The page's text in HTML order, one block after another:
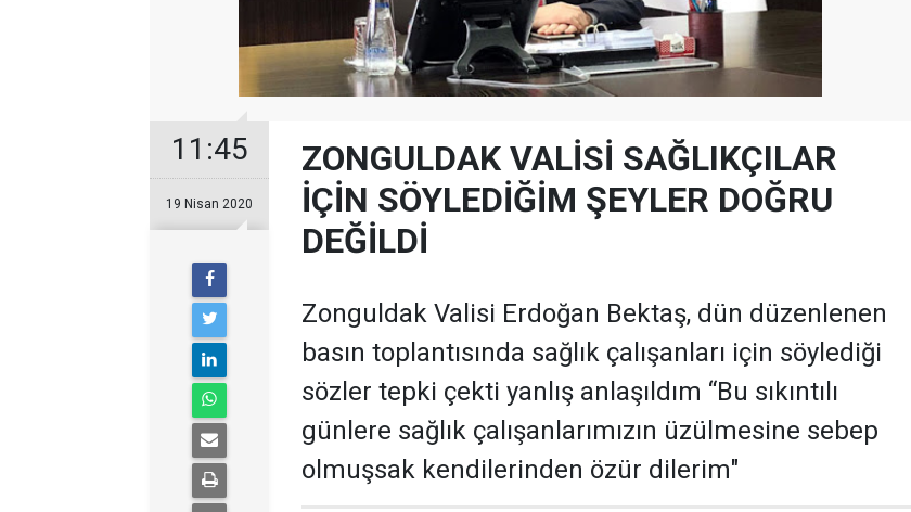
11:45
19 Nisan 2020
ZONGULDAK VALİSİ SAĞLIKÇILAR
İÇİN SÖYLEDİĞİM ŞEYLER DOĞRU
DEĞİLDİ
Zonguldak Valisi Erdoğan Bektaş, dün düzenlenen
basın toplantısında sağlık çalışanları için söylediği
sözler tepki çekti yanlış anlaşıldım “Bu sıkıntılı
günlere sağlık çalışanlarımızın üzülmesine sebep
olmuşsak kendilerinden özür dilerim"